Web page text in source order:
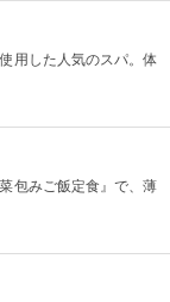
用した人気のスパ。体
包みご飯定食』で、薄